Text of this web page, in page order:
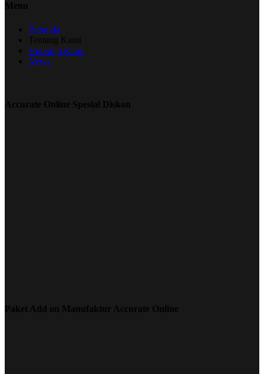
Menu
Beranda
Tentang Kami
Hubungi Kami
News
Accurate Online Spesial Diskon
Paket Add on Manufaktur Accurate Online